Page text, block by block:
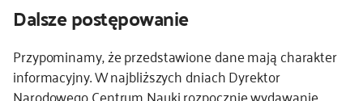
Dalsze postępowanie
Przypominamy, że przedstawione dane mają charakter
informacyjny. W najbliższych dniach Dyrektor